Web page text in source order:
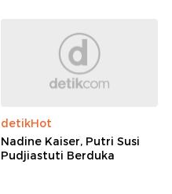
detikHot
Nadine Kaiser, Putri Susi
Pudjiastuti Berduka